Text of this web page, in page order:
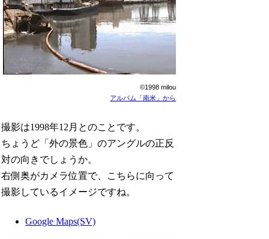
©1998 milou
アルバム「南米」から
撮影は1998年12月とのことです。
ちょうど「外の景色」のアングルの正反
対の向きでしょうか。
右側奥がカメラ位置で、こちらに向って
撮影しているイメージですね。
Google Maps(SV)